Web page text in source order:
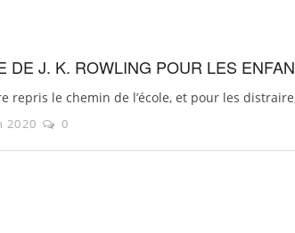
DE J. K. ROWLING POUR LES
repris le chemin de l’école, et pour les
2020 0